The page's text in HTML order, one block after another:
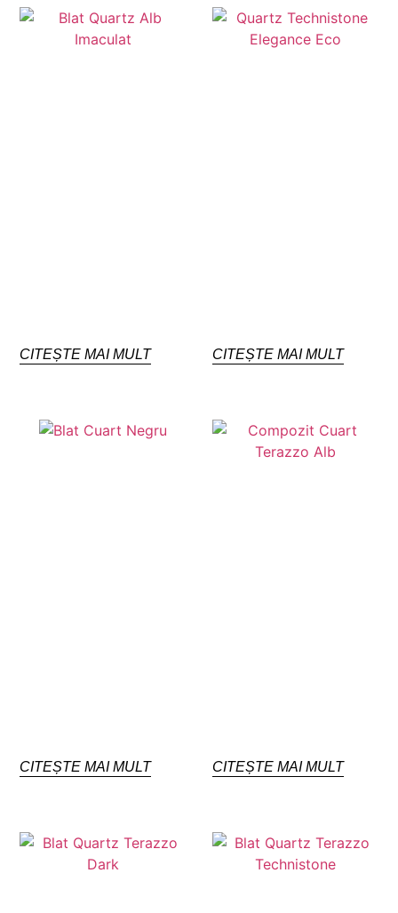
CITEȘTE MAI MULT CITEȘTE MAI MULT
CITEȘTE MAI MULT CITEȘTE MAI MULT